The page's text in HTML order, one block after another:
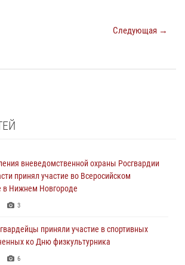
Следующая →
вневедомственной охраны Росгвардии
принял участие во Всеросийском
в Нижнем Новгороде
3
приняли участие в спортивных
ко Дню физкультурника
6